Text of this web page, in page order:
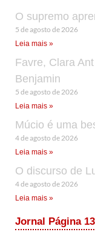
O supremo
5 de agosto de 2026
Leia mais »
Favre, Clara
Benjamin
5 de agosto de 2026
Leia mais »
Múcio é uma
4 de agosto de 2026
Leia mais »
O discurso de
4 de agosto de 2026
Leia mais »
Jornal Página 13